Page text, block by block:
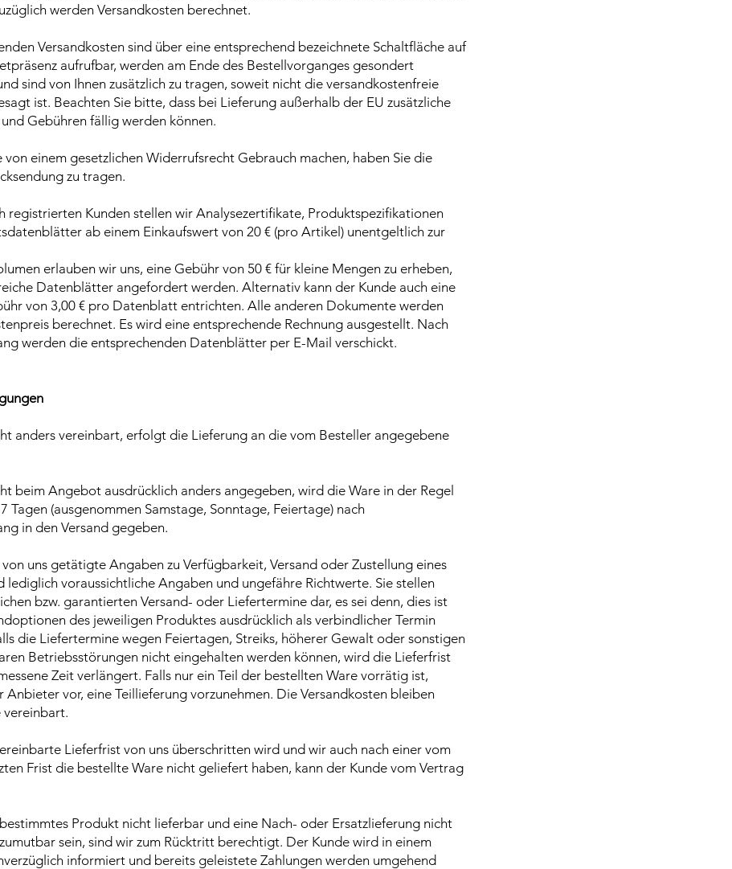
werden Versandkosten berechnet.
Versandkosten sind über eine entsprechend bezeichnete Schaltfläche auf
aufrufbar, werden am Ende des Bestellvorganges gesondert
sind von Ihnen zusätzlich zu tragen, soweit nicht die versandkostenfreie
ist. Beachten Sie bitte, dass bei Lieferung außerhalb der EU zusätzliche
Gebühren fällig werden können.
von einem gesetzlichen Widerrufsrecht Gebrauch machen, haben Sie die
zu tragen.
registrierten Kunden stellen wir Analysezertifikate, Produktspezifikationen
ab einem Einkaufswert von 20 € (pro Artikel) unentgeltlich zur
erlauben wir uns, eine Gebühr von 50 € für kleine Mengen zu erheben,
Datenblätter angefordert werden. Alternativ kann der Kunde auch eine
von 3,00 € pro Datenblatt entrichten. Alle anderen Dokumente werden
berechnet. Es wird eine entsprechende Rechnung ausgestellt. Nach
werden die entsprechenden Datenblätter per E-Mail verschickt.
anders vereinbart, erfolgt die Lieferung an die vom Besteller angegebene
beim Angebot ausdrücklich anders angegeben, wird die Ware in der Regel
Tagen (ausgenommen Samstage, Sonntage, Feiertage) nach
in den Versand gegeben.
uns getätigte Angaben zu Verfügbarkeit, Versand oder Zustellung eines
lediglich voraussichtliche Angaben und ungefähre Richtwerte. Sie stellen
bzw. garantierten Versand- oder Liefertermine dar, es sei denn, dies ist
des jeweiligen Produktes ausdrücklich als verbindlicher Termin
die Liefertermine wegen Feiertagen, Streiks, höherer Gewalt oder sonstigen
Betriebsstörungen nicht eingehalten werden können, wird die Lieferfrist
Zeit verlängert. Falls nur ein Teil der bestellten Ware vorrätig ist,
Anbieter vor, eine Teillieferung vorzunehmen. Die Versandkosten bleiben
vereinbart.
Lieferfrist von uns überschritten wird und wir auch nach einer vom
Frist die bestellte Ware nicht geliefert haben, kann der Kunde vom Vertrag
Produkt nicht lieferbar und eine Nach- oder Ersatzlieferung nicht
sein, sind wir zum Rücktritt berechtigt. Der Kunde wird in einem
informiert und bereits geleistete Zahlungen werden umgehend